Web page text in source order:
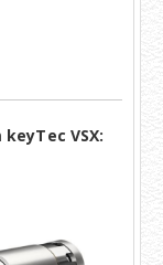
VSX: